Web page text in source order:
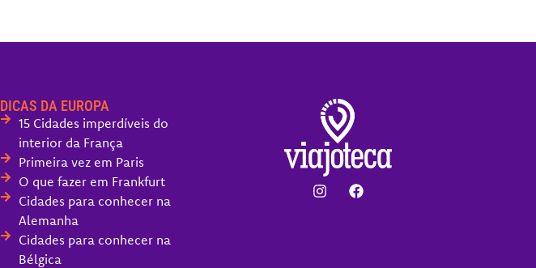
DICAS DA EUROPA
15 Cidades imperdíveis do
interior da França
Primeira vez em Paris
O que fazer em Frankfurt
Cidades para conhecer na
Alemanha
Cidades para conhecer na
Bélgica